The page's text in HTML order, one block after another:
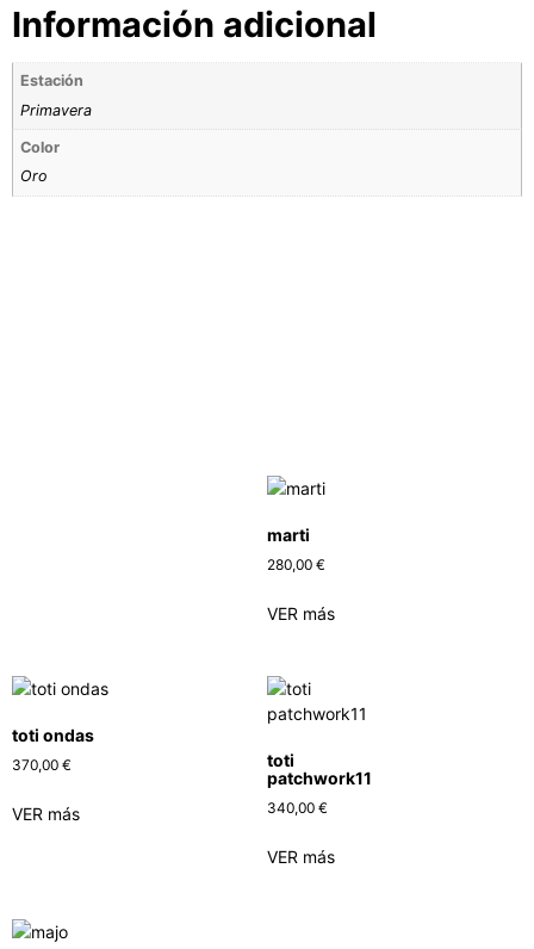
Información adicional
Estación
Primavera
Color
Oro
marti
280,00 €
VER más
toti ondas
370,00 €
VER más
toti
patchwork11
340,00 €
VER más